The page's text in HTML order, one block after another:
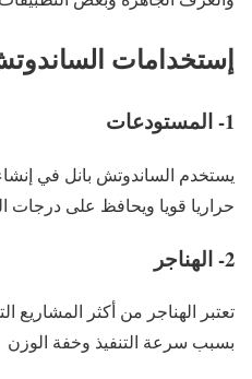
إستخدامات
1- المستودعات
يستخدم الساندوتش بانل في
حراريا قويا ويحافظ على درجات
2- الهناجر
تعتبر الهناجر من أكثر المشاريع
بسبب سرعة التنفيذ وخفة الوزن